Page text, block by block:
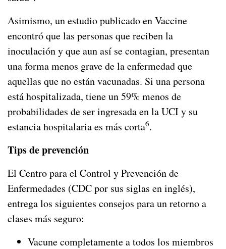
Asimismo, un estudio publicado en Vaccine
encontró que las personas que reciben la
inoculación y que aun así se contagian, presentan
una forma menos grave de la enfermedad que
aquellas que no están vacunadas. Si una persona
está hospitalizada, tiene un 59% menos de
probabilidades de ser ingresada en la UCI y su
estancia hospitalaria es más corta6.
Tips de prevención
El Centro para el Control y Prevención de
Enfermedades (CDC por sus siglas en inglés),
entrega los siguientes consejos para un retorno a
clases más seguro:
Vacune completamente a todos los miembros